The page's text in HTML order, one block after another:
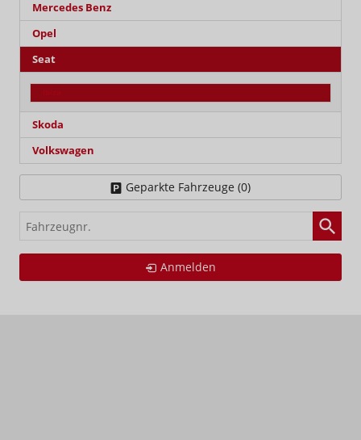
Mercedes Benz
Opel
Seat
Skoda
Volkswagen
Geparkte Fahrzeuge (0)
Fahrzeugnr.
Anmelden